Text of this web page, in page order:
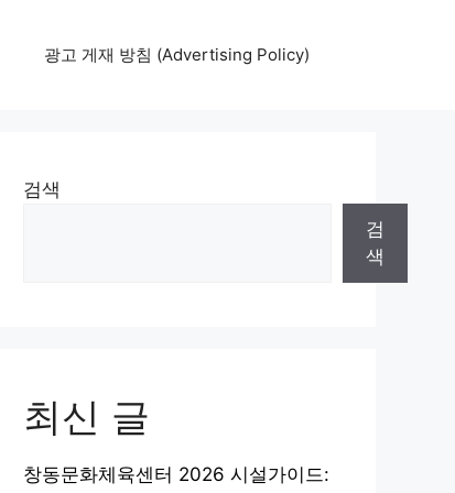
광고 게재 방침 (Advertising Policy)
검색
검
색
최신 글
창동문화체육센터 2026 시설가이드: